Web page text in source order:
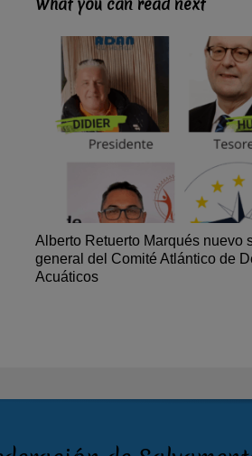
Alberto Retuerto Marqués nuevo
general del Comité Atlántico de
Acuáticos